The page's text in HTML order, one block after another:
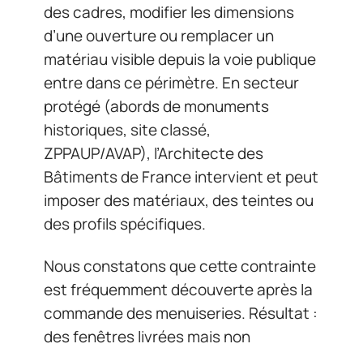
des cadres, modifier les dimensions
d’une ouverture ou remplacer un
matériau visible depuis la voie publique
entre dans ce périmètre. En secteur
protégé (abords de monuments
historiques, site classé,
ZPPAUP/AVAP), l’Architecte des
Bâtiments de France intervient et peut
imposer des matériaux, des teintes ou
des profils spécifiques.
Nous constatons que cette contrainte
est fréquemment découverte après la
commande des menuiseries. Résultat :
des fenêtres livrées mais non